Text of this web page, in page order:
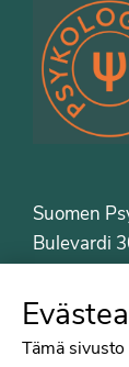
Suomen
Bulevardi
Puh. 09-
Tämä sivusto